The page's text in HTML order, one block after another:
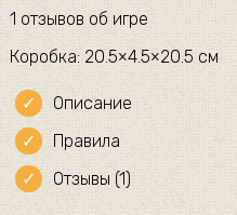
1 отзывов об игре
Коробка: 20.5×4.5×20.5 см
Описание
Правила
Отзывы (1)